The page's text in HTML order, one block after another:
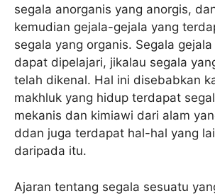
segala anorganis yang anorgis,
kemudian gejala-gejala yang
segala yang organis. Segala
dapat dipelajari, jikalau segala
telah dikenal. Hal ini disebabkan
makhluk yang hidup terdapat
mekanis dan kimiawi dari alam
ddan juga terdapat hal-hal yang
daripada itu.
Ajaran tentang segala sesuatu